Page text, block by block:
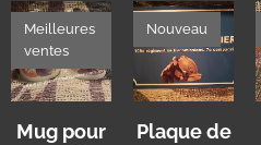
Mug pour
Meilleures
ventes
Plaque de
Nouveau